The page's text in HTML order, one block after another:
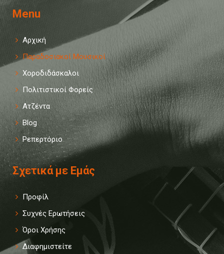
Menu
Αρχική
Παραδοσιακοί Μουσικοί
Χοροδιδάσκαλοι
Πολιτιστικοί Φορείς
Ατζέντα
Blog
Ρεπερτόριο
Σχετικά με Εμάς
Προφίλ
Συχνές Ερωτήσεις
Όροι Χρήσης
Διαφημιστείτε